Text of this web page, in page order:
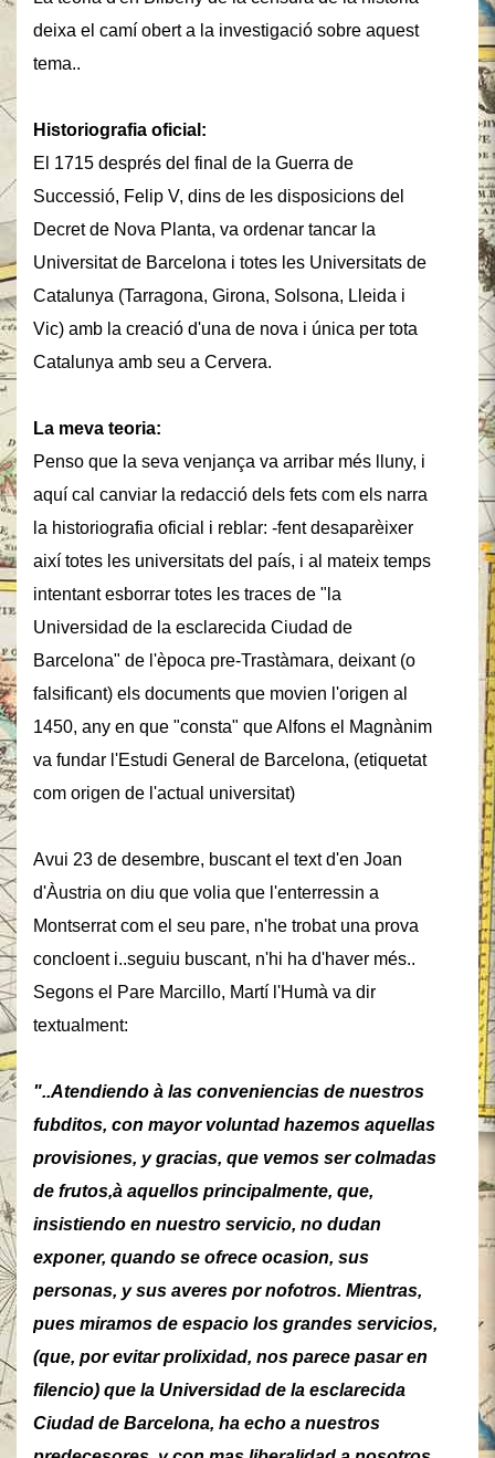
deixa el camí obert a la investigació sobre aquest
tema..
Historiografia oficial:
El 1715 després del final de la Guerra de
Successió, Felip V, dins de les disposicions del
Decret de Nova Planta, va ordenar tancar la
Universitat de Barcelona i totes les Universitats de
Catalunya (Tarragona, Girona, Solsona, Lleida i
Vic) amb la creació d'una de nova i única per tota
Catalunya amb seu a Cervera.
La meva teoria:
Penso que la seva venjança va arribar més lluny, i
aquí cal canviar la redacció dels fets com els narra
la historiografia oficial i reblar: -fent desaparèixer
així totes les universitats del país, i al mateix temps
intentant esborrar totes les traces de "la
Universidad de la esclarecida Ciudad de
Barcelona" de l'època pre-Trastàmara, deixant (o
falsificant) els documents que movien l'origen al
1450, any en que "consta" que Alfons el Magnànim
va fundar l'Estudi General de Barcelona, (etiquetat
com origen de l'actual universitat)
Avui 23 de desembre, buscant el text d'en Joan
d'Àustria on diu que volia que l'enterressin a
Montserrat com el seu pare, n'he trobat una prova
concloent i..seguiu buscant, n'hi ha d'haver més..
Segons el Pare Marcillo, Martí l'Humà va dir
textualment:
"..Atendiendo à las conveniencias de nuestros
fubditos, con mayor voluntad hazemos aquellas
provisiones, y gracias, que vemos ser colmadas
de frutos,à aquellos principalmente, que,
insistiendo en nuestro servicio, no dudan
exponer, quando se ofrece ocasion, sus
personas, y sus averes por nofotros. Mientras,
pues miramos de espacio los grandes servicios,
(que, por evitar prolixidad, nos parece pasar en
filencio) que la Universidad de la esclarecida
Ciudad de Barcelona, ha echo a nuestros